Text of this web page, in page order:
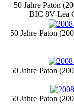
50 Jahre Paton
BIC 8V-Lea
50 Jahre Paton
50 Jahre Paton
50 Jahre Paton